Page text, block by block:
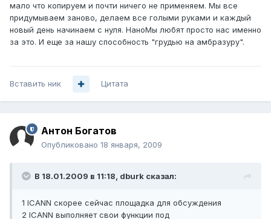
мало что копируем и почти ничего не применяем. Мы все
придумываем заново, делаем все голыми руками и каждый
новый день начинаем с нуля. НаноМы любят просто нас именно
за это. И еще за нашу способность "грудью на амбразуру".
Вставить ник Цитата
Антон Богатов
Опубликовано 18 января, 2009
В 18.01.2009 в 11:18, dburk сказал:
1 ICANN скорее сейчас площадка для обсуждения
2 ICANN выполняет свои функции под